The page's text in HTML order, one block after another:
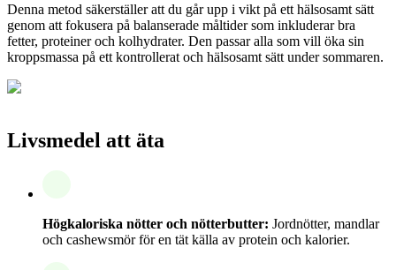
Denna metod säkerställer att du går upp i vikt på ett hälsosamt sätt
genom att fokusera på balanserade måltider som inkluderar bra
fetter, proteiner och kolhydrater. Den passar alla som vill öka sin
kroppsmassa på ett kontrollerat och hälsosamt sätt under sommaren.
Livsmedel att äta
Högkaloriska nötter och nötterbutter: Jordnötter, mandlar
och cashewsmör för en tät källa av protein och kalorier.